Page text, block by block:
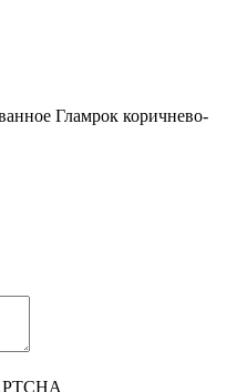
Гламрок коричнево-